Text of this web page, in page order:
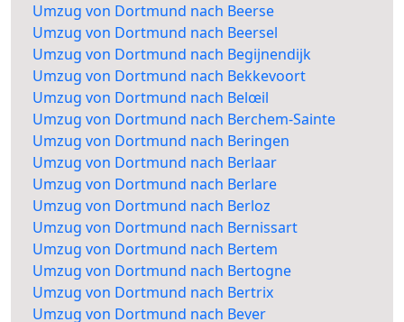
Umzug von Dortmund nach Beerse
Umzug von Dortmund nach Beersel
Umzug von Dortmund nach Begijnendijk
Umzug von Dortmund nach Bekkevoort
Umzug von Dortmund nach Belœil
Umzug von Dortmund nach Berchem-Sainte
Umzug von Dortmund nach Beringen
Umzug von Dortmund nach Berlaar
Umzug von Dortmund nach Berlare
Umzug von Dortmund nach Berloz
Umzug von Dortmund nach Bernissart
Umzug von Dortmund nach Bertem
Umzug von Dortmund nach Bertogne
Umzug von Dortmund nach Bertrix
Umzug von Dortmund nach Bever